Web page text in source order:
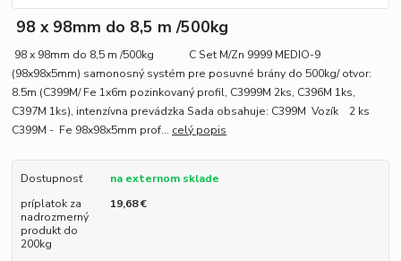
98 x 98mm do 8,5 m /500kg
98 x 98mm do 8,5 m /500kg C Set M/Zn 9999 MEDIO-9
(98x98x5mm) samonosný systém pre posuvné brány do 500kg/ otvor:
8.5m (C399M/ Fe 1x6m pozinkovaný profil, C3999M 2ks, C396M 1ks,
C397M 1ks), intenzívna prevádzka Sada obsahuje: C399M Vozík 2 ks
C399M - Fe 98x98x5mm prof... celý popis
Dostupnosť
na externom sklade
príplatok za
nadrozmerný
produkt do
200kg
19,68 €